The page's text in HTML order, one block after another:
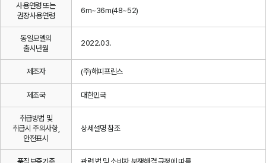
사용연령 또는
권장사용연령
6m~36m(48~52)
동일모델의
출시년월
2022.03.
제조자 (주)해피프린스
제조국 대한민국
취급방법 및
취급시 주의사항,
안전표시
상세설명 참조